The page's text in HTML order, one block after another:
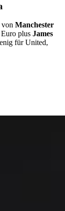
von Manchester
plus James
für United,